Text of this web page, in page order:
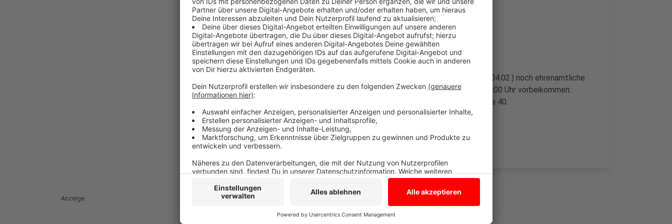
Für das Packen sind Helfer herzlich willkommen
Anzeige
Für das Sortieren und Packen der Spenden werden für Samstag (04.02.) noch ehrenamtliche
Helfer gebraucht. Wer Zeit hat, soll einfach zwischen 9.00 und 14.00 Uhr vorbeikommen:
Gepackt wird bei Getränke Voßkamp in Borken an der Hansestraße 40.
Anzeige
Anzeige